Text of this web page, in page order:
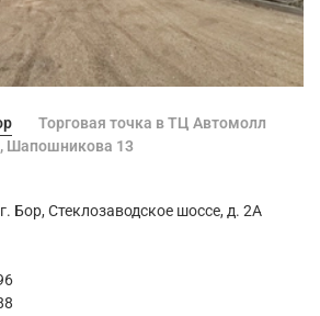
Торговая точка в ТЦ Автомолл
Шапошникова 13
Бор, Стеклозаводское шоссе, д. 2А